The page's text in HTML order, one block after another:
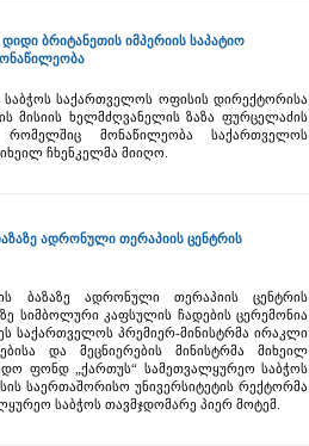
ბრიტანეთის იმპერიის საპატიო
საქართველოს ოფისის დირექტორისა
მისიის ხელმძღვანელის ზაზა ფურცელაძის
მონაწილეობა საქართველოს
ჩხენკელმა მიიღო.
ადრონული თერაპიის ცენტრის
ბაზაზე ადრონული თერაპიის ცენტრის
სიმბოლური კაფსულის ჩადების ცერემონია
საქართველოს პრემიერ-მინისტრმა ირაკლი
და მეცნიერების მინისტრმა მიხეილ
ფონდ „ქართუს“ სამეთვალყურეო საბჭოს
საერთაშორისო უნივერსიტეტის რექტორმა
საბჭოს თავმჯდომარე პიერ მოტემ.